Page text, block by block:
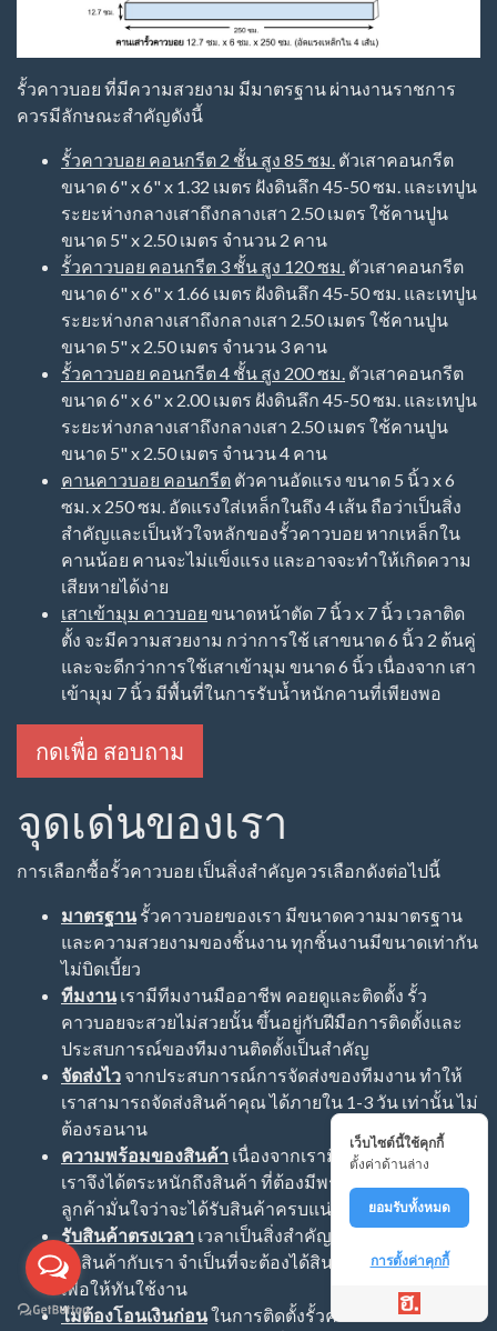
รั้วคาวบอย ที่มีความสวยงาม มีมาตรฐาน ผ่านงานราชการ
ควรมีลักษณะสำคัญดังนี้
รั้วคาวบอย คอนกรีต 2 ชั้น สูง 85 ซม. ตัวเสาคอนกรีต
ขนาด 6" x 6" x 1.32 เมตร ฝังดินลึก 45-50 ซม. และเทปูน
ระยะห่างกลางเสาถึงกลางเสา 2.50 เมตร ใช้คานปูน
ขนาด 5" x 2.50 เมตร จำนวน 2 คาน
รั้วคาวบอย คอนกรีต 3 ชั้น สูง 120 ซม. ตัวเสาคอนกรีต
ขนาด 6" x 6" x 1.66 เมตร ฝังดินลึก 45-50 ซม. และเทปูน
ระยะห่างกลางเสาถึงกลางเสา 2.50 เมตร ใช้คานปูน
ขนาด 5" x 2.50 เมตร จำนวน 3 คาน
รั้วคาวบอย คอนกรีต 4 ชั้น สูง 200 ซม. ตัวเสาคอนกรีต
ขนาด 6" x 6" x 2.00 เมตร ฝังดินลึก 45-50 ซม. และเทปูน
ระยะห่างกลางเสาถึงกลางเสา 2.50 เมตร ใช้คานปูน
ขนาด 5" x 2.50 เมตร จำนวน 4 คาน
คานคาวบอย คอนกรีต ตัวคานอัดแรง ขนาด 5 นิ้ว x 6
ซม. x 250 ซม. อัดแรงใส่เหล็กในถึง 4 เส้น ถือว่าเป็นสิ่ง
สำคัญและเป็นหัวใจหลักของรั้วคาวบอย หากเหล็กใน
คานน้อย คานจะไม่แข็งแรง และอาจจะทำให้เกิดความ
เสียหายได้ง่าย
เสาเข้ามุม คาวบอย ขนาดหน้าตัด 7 นิ้ว x 7 นิ้ว เวลาติด
ตั้ง จะมีความสวยงาม กว่าการใช้ เสาขนาด 6 นิ้ว 2 ต้นคู่
และจะดีกว่าการใช้เสาเข้ามุม ขนาด 6 นิ้ว เนื่องจาก เสา
เข้ามุม 7 นิ้ว มีพื้นที่ในการรับน้ำหนักคานที่เพียงพอ
กดเพื่อ สอบถาม
จุดเด่นของเรา
การเลือกซื้อรั้วคาวบอย เป็นสิ่งสำคัญควรเลือกดังต่อไปนี้
มาตรฐานรั้วคาวบอยของเรา มีขนาดความมาตรฐาน
และความสวยงามของชิ้นงาน ทุกชิ้นงานมีขนาดเท่ากัน
ไม่บิดเบี้ยว
ทีมงานเรามีทีมงานมืออาชีพ คอยดูและติดตั้ง รั้ว
คาวบอยจะสวยไม่สวยนั้น ขึ้นอยู่กับฝีมือการติดตั้งและ
ประสบการณ์ของทีมงานติดตั้งเป็นสำคัญ
จัดส่งไว จากประสบการณ์การจัดส่งของทีมงาน ทำให้
เราสามารถจัดส่งสินค้าคุณ ได้ภายใน 1-3 วัน เท่านั้น ไม่
ต้องรอนาน
ความพร้อมของสินค้า เนื่องจากเรามีลูกค้าจำนวนมาก
เราจึงได้ตระหนักถึงสินค้า ที่ต้องมีพร้อมจัดส่ง เพื่อให้
ลูกค้ามั่นใจว่าจะได้รับสินค้าครบแน่นอน
รับสินค้าตรงเวลา เวลาเป็นสิ่งสำคัญ หากลูกค้า ทำการ
สั่งสินค้ากับเรา จำเป็นที่จะต้องได้สินค้าตรงตามเวลา
เพื่อให้ทันใช้งาน
ไม่ต้องโอนเงินก่อนในการติดตั้งรั้วคาวบอยนั้น ทางเรา
เว็บไซต์นี้ใช้คุกกี้
ตั้งค่าด้านล่าง
ยอมรับทั้งหมด
การตั้งค่าคุกกี้